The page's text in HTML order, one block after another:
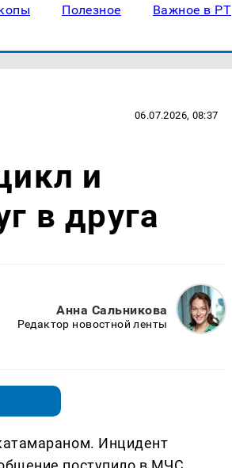
Полезное Важное в РТ
06.07.2026, 08:37
и
в друга
Анна Сальникова
Редактор новостной ленты
Инцидент